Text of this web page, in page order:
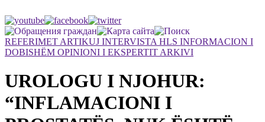
REFERIMET ARTIKUJ INTERVISTA HLS INFORMACION I
DOBISHËM OPINIONI I EKSPERTIT ARKIVI
UROLOGU I NJOHUR:
“INFLAMACIONI I